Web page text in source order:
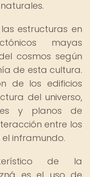
estructuras en
mayas
cosmos según
de esta cultura.
de los edificios
del universo,
y planos de
entre los
el inframundo.
de la